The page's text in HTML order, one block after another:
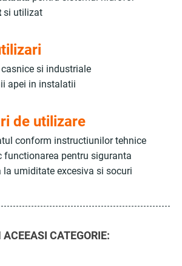
si utilizat
si industriale
apei in instalatii
de utilizare
conform instructiunilor tehnice
functionarea pentru siguranta
la umiditate excesiva si socuri
ACEEASI CATEGORIE: